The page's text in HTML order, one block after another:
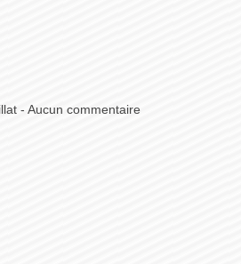
- Aucun commentaire